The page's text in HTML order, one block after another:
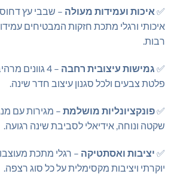
✅ איכות ועמידות מעולה – שבבי עץ
איכותי ורגלי מתכת חזקות המבטיחים
רבות.
✅ גמישות עיצובית רחבה
– 4 גוונים
פלטת צבעים ולכל סגנון עיצוב חדר שינה.
✅פונקציונליות מושלמת – מגירות עם
שקטה ונוחה, אידיאלי לסביבת שינה רגועה.
✅ יציבות ואסתטיקה – רגלי מתכת
יוקרתי ויציבות מקסימלית על כל סוג רצפה.